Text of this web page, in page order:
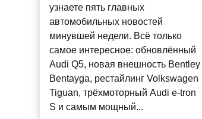
узнаете пять главных
автомобильных новостей
минувшей недели. Всё только
самое интересное: обновлённый
Audi Q5, новая внешность Bentley
Bentayga, рестайлинг Volkswagen
Tiguan, трёхмоторный Audi e-tron
S и самым мощный...